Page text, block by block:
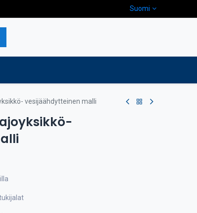
Suomi
vesijäähdytteinen malli